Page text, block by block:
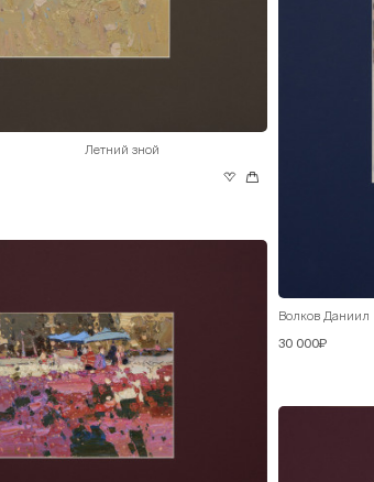
Летний зной
Волков Даниил
30 000₽